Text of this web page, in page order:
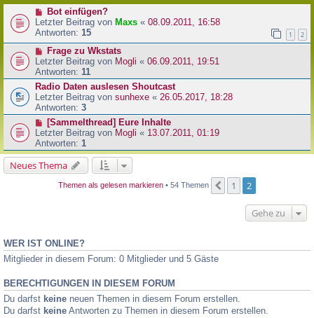
Bot einfügen?
Letzter Beitrag von Maxs « 08.09.2011, 16:58
Antworten: 15 1 2
Frage zu Wkstats
Letzter Beitrag von Mogli « 06.09.2011, 19:51
Antworten: 11
Radio Daten auslesen Shoutcast
Letzter Beitrag von sunhexe « 26.05.2017, 18:28
Antworten: 3
[Sammelthread] Eure Inhalte
Letzter Beitrag von Mogli « 13.07.2011, 01:19
Antworten: 1
Neues Thema
Themen als gelesen markieren • 54 Themen Vorherige
1 2
Gehe zu
WER IST ONLINE?
Mitglieder in diesem Forum: 0 Mitglieder und 5 Gäste
BERECHTIGUNGEN IN DIESEM FORUM
Du darfst keine neuen Themen in diesem Forum erstellen.
Du darfst keine Antworten zu Themen in diesem Forum erstellen.